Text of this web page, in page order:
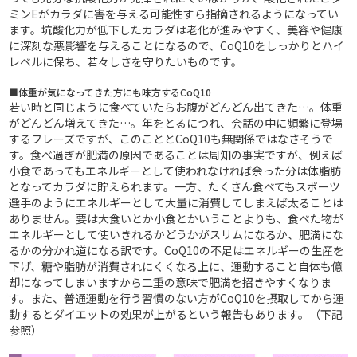
ミンEがカラダに害を与える可能性すら指摘されるようになってい
ます。坑酸化力が低下したカラダは老化が進みやすく、美容や健康
に深刻な悪影響を与えることになるので、CoQ10をしっかりとハイ
レベルに保ち、若々しさを守りたいものです。
■体重が気になってきた方にも味方するCoQ10
若い時と同じように食べていたらお腹がどんどん出てきた…。体重
がどんどん増えてきた…。年をとるにつれ、会話の中に頻繁に登場
するフレーズですが、このこととCoQ10も無関係ではなさそうで
す。食べ過ぎが肥満の原因であることは周知の事実ですが、例えば
小食であってもエネルギーとして使われなければ余った分は体脂肪
となってカラダに貯えられます。一方、たくさん食べてもスポーツ
選手のようにエネルギーとして大量に消費してしまえば太ることは
ありません。要は大食いとか小食とかいうことよりも、食べた物が
エネルギーとして使いきれるかどうかがスリムになるか、肥満にな
るかの分かれ道になる訳です。CoQ10の不足はエネルギーの生産を
下げ、糖や脂肪が消費されにくくなる上に、運動すること自体も億
却になってしまいますから二重の意味で肥満を招きやすくなりま
す。また、普通運動を行う習慣のない方がCoQ10を摂取してから運
動するとダイエットの効果が上がるという報告もあります。（下記
参照）